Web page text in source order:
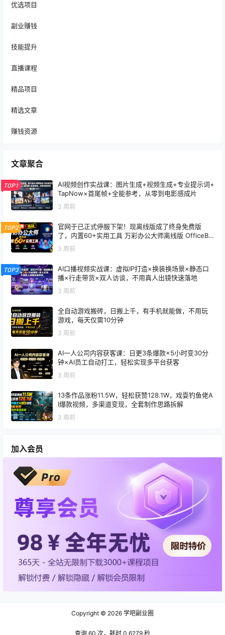
优选项目
副业赚钱
技能提升
直播课程
精品项目
精选文章
赚钱资源
文章聚合
TOP1
AI视频创作实战课：图片生成+视频生成+专业提示词+
TapNow×首尾帧+全能参考，从零到电影感成片
3 周前
TOP2
官网于已正式停服下架！现离线版成了终身免费版
了，内置60+实用工具 万彩办公大师离线版 OfficeBo
x
3 周前
TOP3
AI口播视频实战课：虚拟IP打造×换装换场景×静态口
播×行走带货×双人访谈，不用真人出镜快速落地
3 周前
全自动游戏搬砖，日搬上千，有手机就能做，不用玩
游戏，每天仅需10分钟
3 周前
AI一人公司内容获客课：日更3条爆款×5小时变30分
钟×AI员工自动打工，轻松实现多平台获客
3 周前
13条作品涨粉11.5W，轻松获赞128.1W，戏耍钓鱼佬A
I爆款视频，多渠道变现，全套制作思路拆解
3 周前
加入会员
Copyright © 2026 学吧副业圈
查询 60 次，耗时 0.6279 秒